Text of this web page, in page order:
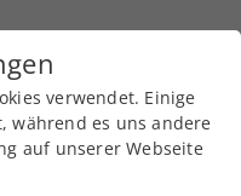
verwendet. Einige
während es uns andere
auf unserer Webseite